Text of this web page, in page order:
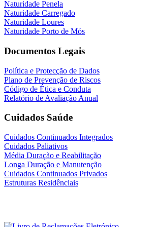
Naturidade Penela
Naturidade Carregado
Naturidade Loures
Naturidade Porto de Mós
Documentos Legais
Política e Protecção de Dados
Plano de Prevenção de Riscos
Código de Ética e Conduta
Relatório de Avaliação Anual
Cuidados Saúde
Cuidados Continuados Integrados
Cuidados Paliativos
Média Duração e Reabilitação
Longa Duração e Manutenção
Cuidados Continuados Privados
Estruturas Residênciais